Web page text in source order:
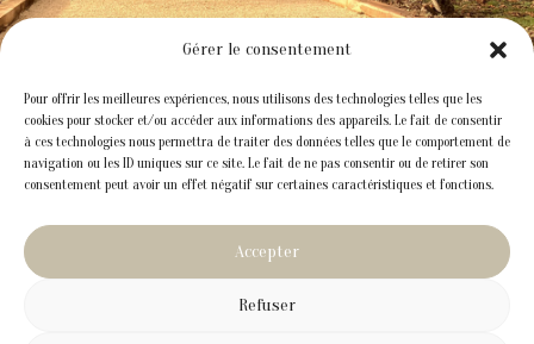
Gérer le consentement
Pour offrir les meilleures expériences, nous utilisons des technologies telles que les
cookies pour stocker et/ou accéder aux informations des appareils. Le fait de consentir
à ces technologies nous permettra de traiter des données telles que le comportement de
navigation ou les ID uniques sur ce site. Le fait de ne pas consentir ou de retirer son
consentement peut avoir un effet négatif sur certaines caractéristiques et fonctions.
Accepter
Refuser
Site réalisé par VBAUDRY